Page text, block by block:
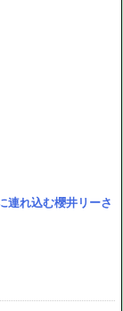
連れ込む櫻井リーさ